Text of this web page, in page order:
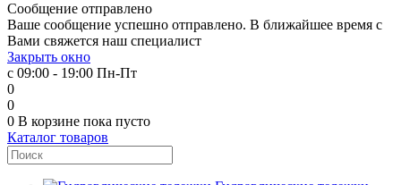
Сообщение отправлено
Ваше сообщение успешно отправлено. В ближайшее время с
Вами свяжется наш специалист
Закрыть окно
с 09:00 - 19:00 Пн-Пт
0
0
0 В корзине пока пусто
Каталог товаров